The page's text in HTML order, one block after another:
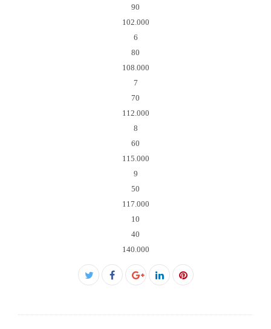
90
102.000
6
80
108.000
7
70
112.000
8
60
115.000
9
50
117.000
10
40
140.000
Facebook